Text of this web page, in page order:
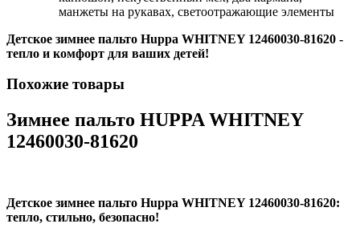
манжеты на рукавах, светоотражающие элементы
Детское зимнее пальто Huppa WHITNEY 12460030-81620 -
тепло и комфорт для ваших детей!
Похожие товары
Зимнее пальто HUPPA WHITNEY
12460030-81620
Детское зимнее пальто Huppa WHITNEY 12460030-81620:
тепло, стильно, безопасно!